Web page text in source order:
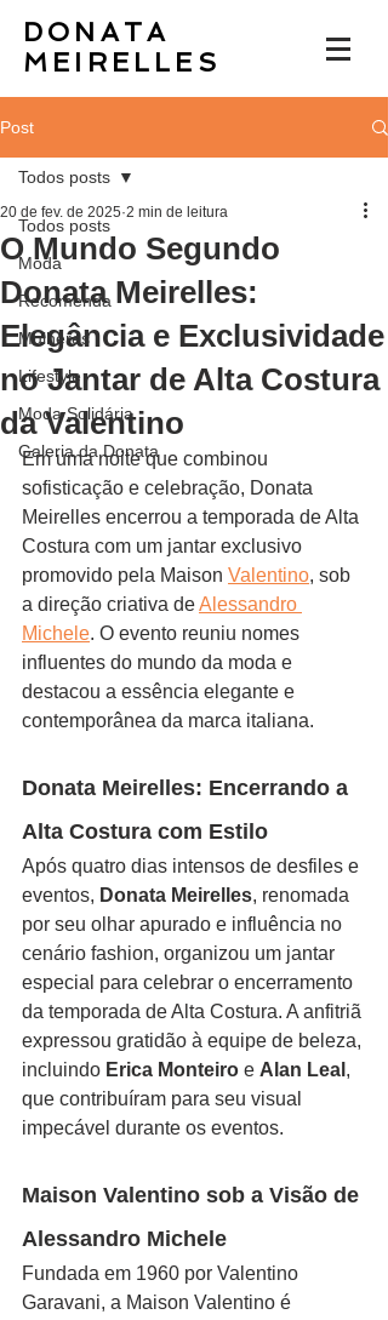
DONATA
MEIRELLES
Post
Todos posts
Moda
Recomenda
Mulheres
Lifestyle
Moda Solidária
Galeria da Donata
Todos posts
O Mundo Segundo
Donata Meirelles:
Elegância e Exclusividade
no Jantar de Alta Costura
da Valentino
20 de fev. de 2025 2 min de leitura
Em uma noite que combinou
sofisticação e celebração, Donata
Meirelles encerrou a temporada de Alta
Costura com um jantar exclusivo
promovido pela Maison Valentino, sob
a direção criativa de Alessandro
Michele. O evento reuniu nomes
influentes do mundo da moda e
destacou a essência elegante e
contemporânea da marca italiana.
Donata Meirelles: Encerrando a
Alta Costura com Estilo
Após quatro dias intensos de desfiles e
eventos, Donata Meirelles, renomada
por seu olhar apurado e influência no
cenário fashion, organizou um jantar
especial para celebrar o encerramento
da temporada de Alta Costura. A anfitriã
expressou gratidão à equipe de beleza,
incluindo Erica Monteiro e Alan Leal ,
que contribuíram para seu visual
impecável durante os eventos.
Maison Valentino sob a Visão de
Alessandro Michele
Fundada em 1960 por Valentino
Garavani, a Maison Valentino é